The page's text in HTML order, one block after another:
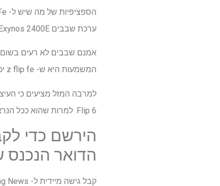
ערכת שבבים Exynos 2400E – ולא שבבי Qualcomm ששימשו במתקפלים.
המשמעות היא ש- z flip fe יכול להיות כבר בעמדת נחיתות במחלקות הביצועים והיעילות הכוח.
Flip 6. למרות שהוא ככל הנראה עבה יותר, עם 0.5 מ"מ נוסף לפי אותה דליפה.
הירשם כדי
הדואר הנכנס
קבל גישה מיידית ל- Breaking News, הביקורות החמות ביותר, מבצעים מעולים וטיפים מועילים.